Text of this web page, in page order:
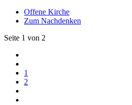
Offene Kirche
Zum Nachdenken
Seite 1 von 2
1
2